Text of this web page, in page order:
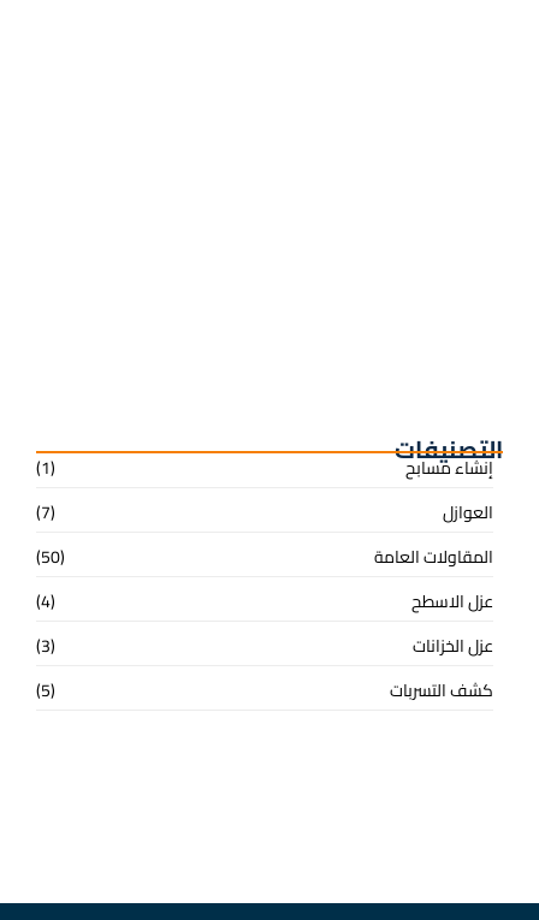
التصنيفات
إنشاء مسابح
(1)
العوازل
(7)
المقاولات العامة
(50)
عزل الاسطح
(4)
عزل الخزانات
(3)
كشف التسربات
(5)